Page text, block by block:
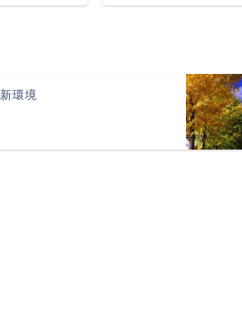
新環境